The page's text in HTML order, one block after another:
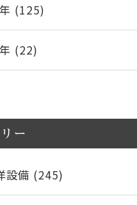
(125)
(22)
ー
設備 (245)